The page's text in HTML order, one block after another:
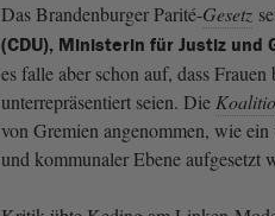
Das Brandenburger Parité-Gesetz
(CDU), Ministerin für Justiz und
es falle aber schon auf, dass
unterrepräsentiert seien. Die
von Gremien angenommen, wie ein
und kommunaler Ebene aufgesetzt